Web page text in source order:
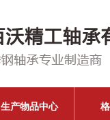
生产物品中心